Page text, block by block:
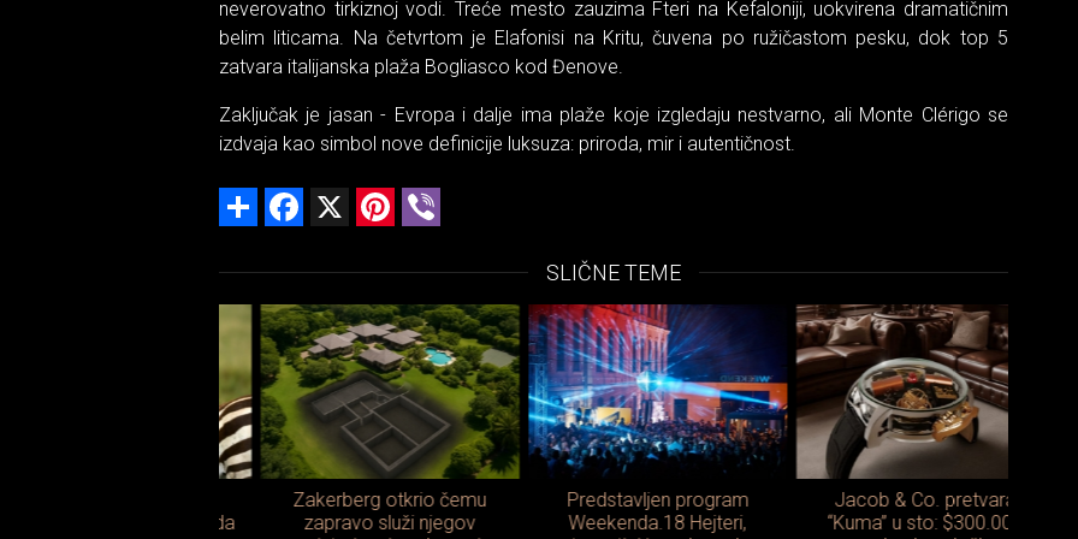
neverovatno tirkiznoj vodi. Treće mesto zauzima Fteri na Kefaloniji, uokvirena dramatičnim
belim liticama. Na četvrtom je Elafonisi na Kritu, čuvena po ružičastom pesku, dok top 5
zatvara italijanska plaža Bogliasco kod Đenove.
Zaključak je jasan - Evropa i dalje ima plaže koje izgledaju nestvarno, ali Monte Clérigo se
izdvaja kao simbol nove definicije luksuza: priroda, mir i autentičnost.
Share Facebook Pinterest
SLIČNE TEME
Zakerberg otkrio čemu
zapravo služi njegov
Predstavljen program
Weekenda.18 Hejteri,
Jacob & Co. pretvara
“Kuma” u sto: $300.000